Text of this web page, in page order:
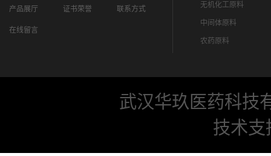
产品展厅 证书荣誉 联系方式
在线留言
无机化工原料
中间体原料
农药原料
武汉华玖医药科技
技术